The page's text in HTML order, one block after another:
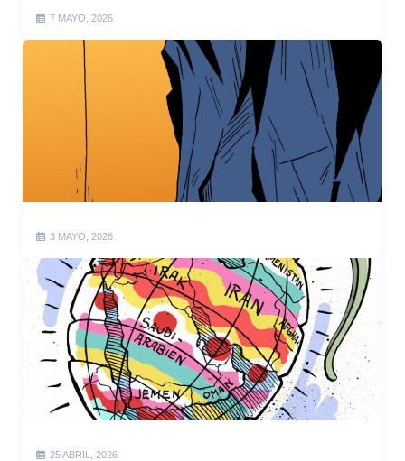
7 MAYO, 2026
3 MAYO, 2026
25 ABRIL, 2026